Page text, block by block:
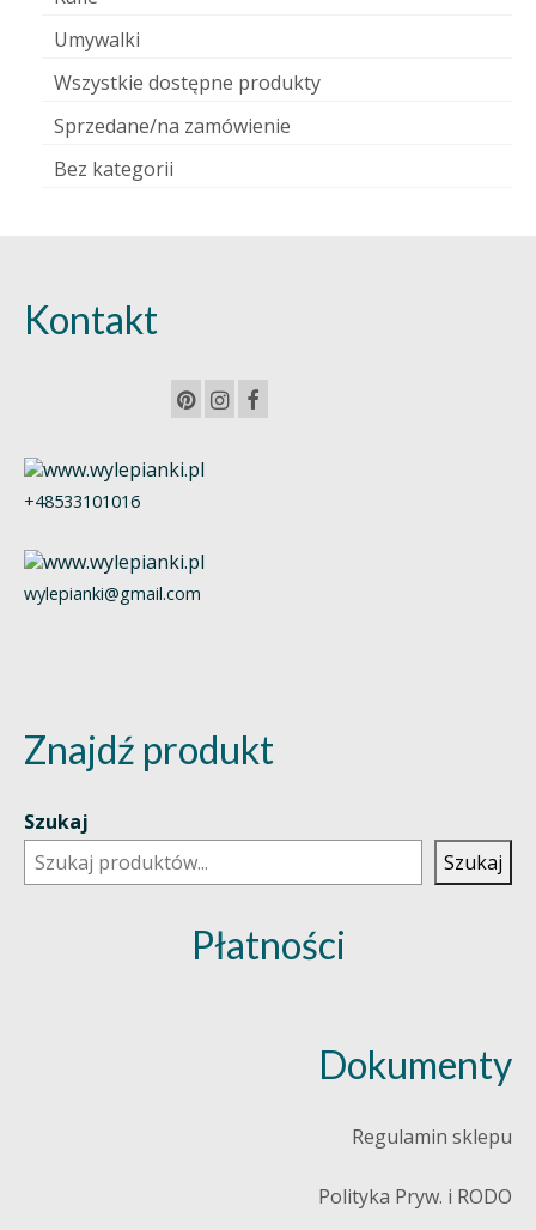
Umywalki
Wszystkie dostępne produkty
Sprzedane/na zamówienie
Bez kategorii
Kontakt
+48533101016
wylepianki@gmail.com
Znajdź produkt
Szukaj
Szukaj
Płatności
Dokumenty
Regulamin sklepu
Polityka Pryw. i RODO